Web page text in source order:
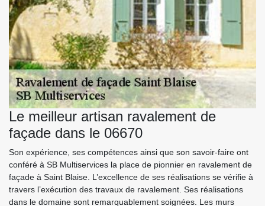
Le meilleur artisan ravalement de
façade dans le 06670
Son expérience, ses compétences ainsi que son savoir-faire ont
conféré à SB Multiservices la place de pionnier en ravalement de
façade à Saint Blaise. L’excellence de ses réalisations se vérifie à
travers l’exécution des travaux de ravalement. Ses réalisations
dans le domaine sont remarquablement soignées. Les murs